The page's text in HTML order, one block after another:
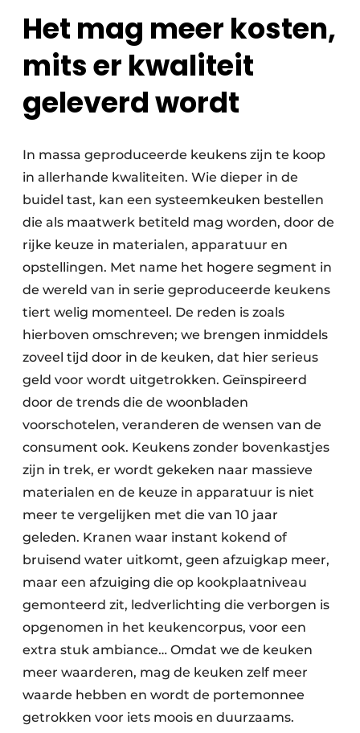
Het mag meer kosten,
mits er kwaliteit
geleverd wordt
In massa geproduceerde keukens zijn te koop
in allerhande kwaliteiten. Wie dieper in de
buidel tast, kan een systeemkeuken bestellen
die als maatwerk betiteld mag worden, door de
rijke keuze in materialen, apparatuur en
opstellingen. Met name het hogere segment in
de wereld van in serie geproduceerde keukens
tiert welig momenteel. De reden is zoals
hierboven omschreven; we brengen inmiddels
zoveel tijd door in de keuken, dat hier serieus
geld voor wordt uitgetrokken. Geïnspireerd
door de trends die de woonbladen
voorschotelen, veranderen de wensen van de
consument ook. Keukens zonder bovenkastjes
zijn in trek, er wordt gekeken naar massieve
materialen en de keuze in apparatuur is niet
meer te vergelijken met die van 10 jaar
geleden. Kranen waar instant kokend of
bruisend water uitkomt, geen afzuigkap meer,
maar een afzuiging die op kookplaatniveau
gemonteerd zit, ledverlichting die verborgen is
opgenomen in het keukencorpus, voor een
extra stuk ambiance… Omdat we de keuken
meer waarderen, mag de keuken zelf meer
waarde hebben en wordt de portemonnee
getrokken voor iets moois en duurzaams.